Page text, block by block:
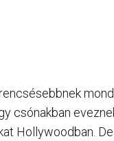
csónakban
Hollywoodban.